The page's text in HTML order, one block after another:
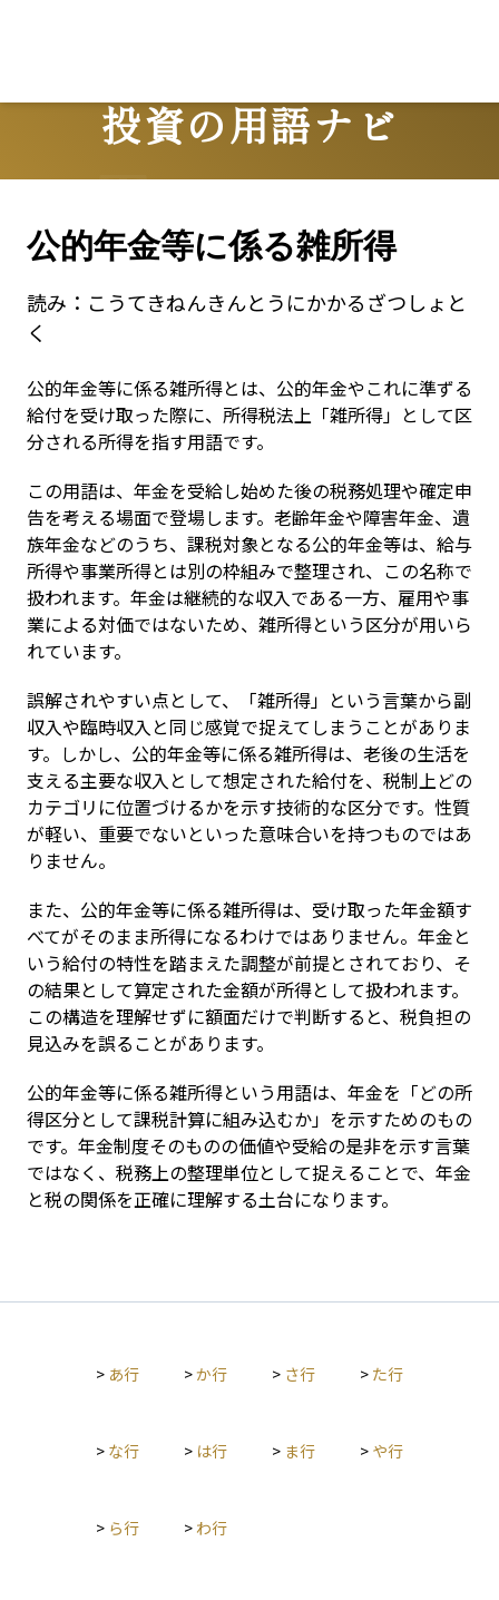
投資の用語ナビ
Terms
公的年金等に係る雑所得
読み： こうてきねんきんとうにかかるざつしょと
く
公的年金等に係る雑所得とは、公的年金やこれに準ずる
給付を受け取った際に、所得税法上「雑所得」として区
分される所得を指す用語です。
この用語は、年金を受給し始めた後の税務処理や確定申
告を考える場面で登場します。老齢年金や障害年金、遺
族年金などのうち、課税対象となる公的年金等は、給与
所得や事業所得とは別の枠組みで整理され、この名称で
扱われます。年金は継続的な収入である一方、雇用や事
業による対価ではないため、雑所得という区分が用いら
れています。
誤解されやすい点として、「雑所得」という言葉から副
収入や臨時収入と同じ感覚で捉えてしまうことがありま
す。しかし、公的年金等に係る雑所得は、老後の生活を
支える主要な収入として想定された給付を、税制上どの
カテゴリに位置づけるかを示す技術的な区分です。性質
が軽い、重要でないといった意味合いを持つものではあ
りません。
また、公的年金等に係る雑所得は、受け取った年金額す
べてがそのまま所得になるわけではありません。年金と
いう給付の特性を踏まえた調整が前提とされており、そ
の結果として算定された金額が所得として扱われます。
この構造を理解せずに額面だけで判断すると、税負担の
見込みを誤ることがあります。
公的年金等に係る雑所得という用語は、年金を「どの所
得区分として課税計算に組み込むか」を示すためのもの
です。年金制度そのものの価値や受給の是非を示す言葉
ではなく、税務上の整理単位として捉えることで、年金
と税の関係を正確に理解する土台になります。
> あ行 >か行 > さ行 > た行
> な行 > は行 > ま行 > や行
> ら行 > わ行